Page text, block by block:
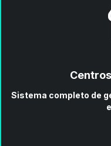
Sistema completo de